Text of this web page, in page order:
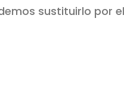
sustituirlo por